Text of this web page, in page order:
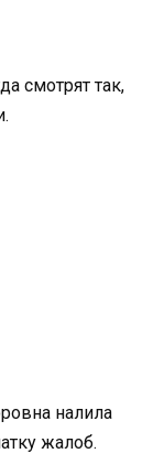
смотрят так,
налила
жалоб.